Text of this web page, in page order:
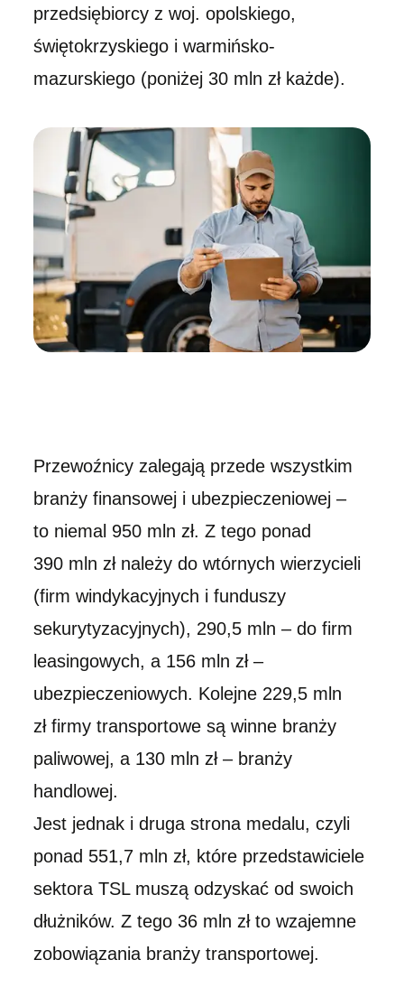
przedsiębiorcy z woj. opolskiego,
świętokrzyskiego i warmińsko-
mazurskiego (poniżej 30 mln zł każde).
Przewoźnicy zalegają przede wszystkim
branży finansowej i ubezpieczeniowej –
to niemal 950 mln zł. Z tego ponad
390 mln zł należy do wtórnych wierzycieli
(firm windykacyjnych i funduszy
sekurytyzacyjnych), 290,5 mln – do firm
leasingowych, a 156 mln zł –
ubezpieczeniowych. Kolejne 229,5 mln
zł firmy transportowe są winne branży
paliwowej, a 130 mln zł – branży
handlowej.
Jest jednak i druga strona medalu, czyli
ponad 551,7 mln zł, które przedstawiciele
sektora TSL muszą odzyskać od swoich
dłużników. Z tego 36 mln zł to wzajemne
zobowiązania branży transportowej.